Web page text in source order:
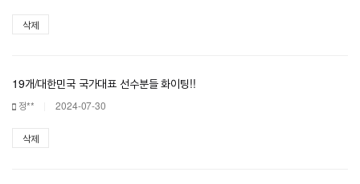
삭제
19개/대한민국 국가대표 선수분들 화이팅!!
정** 2024-07-30
삭제